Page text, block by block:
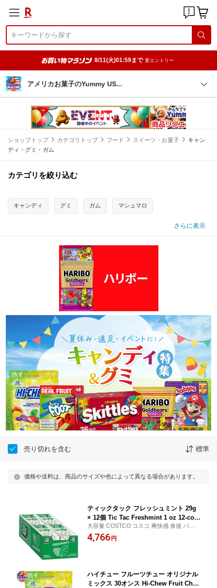
8/11(火)01:59まで 要エントリー
アメリカお菓子のYummy US
ショップトップ カテゴリトップ フード スイーツ・お菓子
キャン
ディ・グミ・ガム
カテゴリを絞り込む
キャンディ グミ ガム マシュマロ
さらに表示
売り切れを含む 標準
価格や送料は、商品のサイズや色によって異なる場合があります。
ティックタック フレッシュミント 29g
× 12個 Tic Tac Freshmint 1 oz 12-cou
nt リフレッシュ ブレスミント【アメリ
カコストコ品】【お取り寄せ商品】【合
大容量 COSTCO コスコ 爽快感 食後 バニラ
風味
4,766 円
ハイチュー フルーツチュー オリジナル
ミックス 30オンス Hi-Chew Fruit Chew